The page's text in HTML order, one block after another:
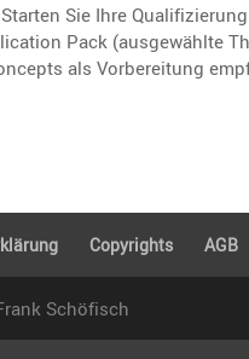
Sie Ihre Qualifizierung
Pack (ausgewählte
als Vorbereitung
Copyrights AGB
Schöfisch